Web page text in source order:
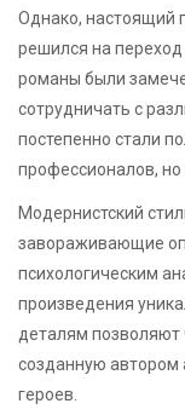
Однако, настоящий
решился на переход
романы были
сотрудничать с
постепенно стали
профессионалов, но
Модернистский
завораживающие
психологическим
произведения
деталям позволяют
созданную автором
героев.